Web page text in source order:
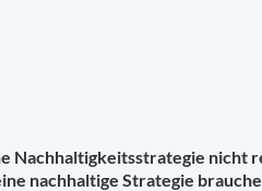
Nachhaltigkeitsstrategie nicht
nachhaltige Strategie